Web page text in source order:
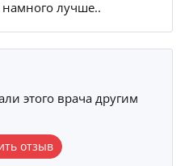
намного лучше..
этого врача другим
отзыв